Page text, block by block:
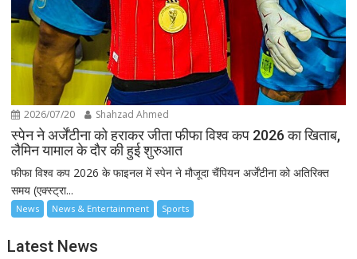
2026/07/20 Shahzad Ahmed
स्पेन ने अर्जेंटीना को हराकर जीता फीफा विश्व कप 2026 का खिताब,
लैमिन यामाल के दौर की हुई शुरुआत
फीफा विश्व कप 2026 के फाइनल में स्पेन ने मौजूदा चैंपियन अर्जेंटीना को अतिरिक्त
समय (एक्स्ट्रा...
News News & Entertainment Sports
Latest News